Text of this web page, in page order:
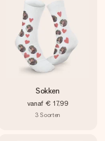
Sokken
vanaf € 17,99
3 Soorten